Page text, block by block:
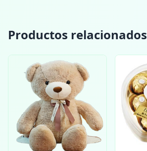
Productos relacionados